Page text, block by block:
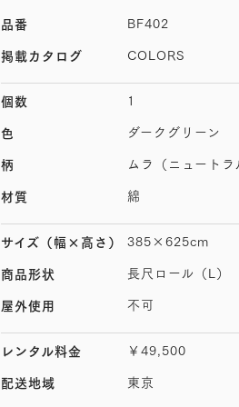
品番 BF402
掲載カタログ COLORS
個数 1
色 ダークグリーン
柄 ムラ（ニュートラ
材質 綿
サイズ （幅×高さ） 385×625cm
商品形状 長尺ロール（L）
屋外使用 不可
レンタル料金 ￥49,500
配送地域 東京